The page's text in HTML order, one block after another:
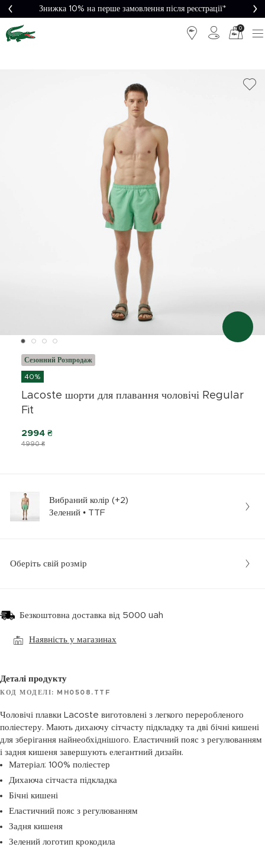
Знижка 10% на перше замовлення після реєстрації*
0
Сезонний Розпродаж
40%
Lacoste шорти для плавання чоловічі Regular
Fit
4990 ₴
2994 ₴
Вибраний колір (+2)
Зелений • TTF
Оберіть свій розмір
Безкоштовна доставка від 5000 uah
Наявність у магазинах
Деталі продукту
КОД МОДЕЛІ: MH0508.TTF
Чоловічі плавки Lacoste виготовлені з легкого переробленого
поліестеру. Мають дихаючу сітчасту підкладку та дві бічні кишені
для зберігання найнеобхіднішого. Еластичний пояс з регулюванням
і задня кишеня завершують елегантний дизайн.
Матеріал: 100% поліестер
Дихаюча сітчаста підкладка
Бічні кишені
Еластичний пояс з регулюванням
Задня кишеня
Зелений логотип крокодила
Безкоштовна
доставка від
5000₴*